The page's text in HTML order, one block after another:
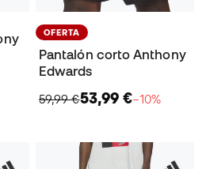
OFERTA
Pantalón corto Anthony
Edwards
59,99 €53,99 €−10%